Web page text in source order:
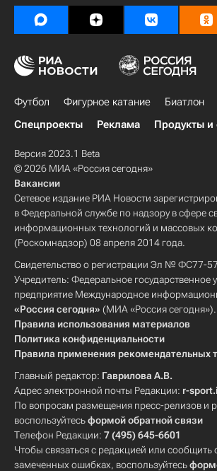
Футбол Фигурное катание Биатлон
Спецпроекты
Реклама Продукты и
Версия 2023.1 Beta
© 2026 МИА «Россия сегодня»
Вакансии
Сетевое издание РИА Новости
в Федеральной службе по надзору в сфере
информационных технологий и массовых
(Роскомнадзор) 08 апреля 2014 года.
Свидетельство о регистрации Эл № ФС77-
Учредитель: Федеральное государственное
предприятие Международное
«Россия сегодня» (МИА «Россия сегодня»).
Правила использования материалов
Политика конфиденциальности
Правила применения рекомендательных
Главный редактор: Гаврилова А.В.
Адрес электронной почты Редакции: r-
По вопросам размещения пресс-релизов и
воспользуйтесьформой обратной связи
Телефон Редакции: 7 (495) 645-6601
Чтобы связаться с редакцией или сообщить
замеченных ошибках, воспользуйтесь